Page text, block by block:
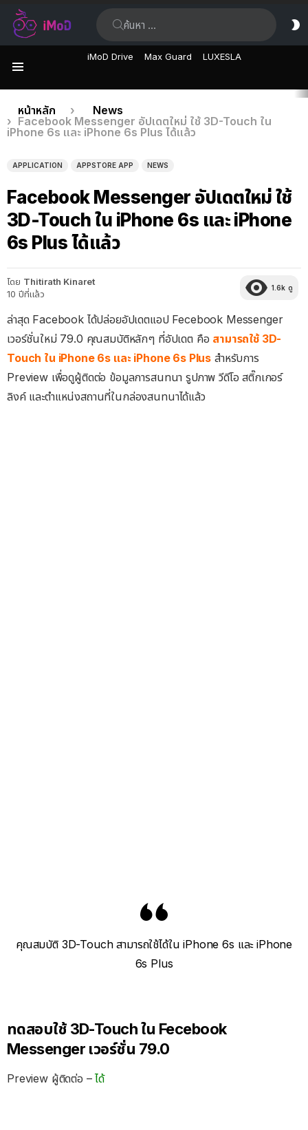
iMoD Drive Max Guard LUXESLA
เรื่อง
ล่าสุด
คุณอยู่ที่นี่:
หน้าหลัก
News
Facebook Messenger อัปเดตใหม่ ใช้ 3D-Touch ใน
iPhone 6s และ iPhone 6s Plus ได้แล้ว
APPLICATION APPSTORE APP NEWS
Facebook Messenger อัปเดตใหม่ ใช้
3D-Touch ใน iPhone 6s และ iPhone
6s Plus ได้แล้ว
โดย Thitirath Kinaret
10 ปีที่แล้ว
1.6k ดู
ล่าสุด Facebook ได้ปล่อยอัปเดตแอป Fecebook Messenger
เวอร์ชั่นใหม่ 79.0 คุณสมบัติหลักๆ ที่อัปเดต คือ สามารถใช้ 3D-
Touch ใน iPhone 6s และ iPhone 6s Plus สำหรับการ
Preview เพื่อดูผู้ติดต่อ ข้อมูลการสนทนา รูปภาพ วีดีโอ สติ๊กเกอร์
ลิงค์ และตำแหน่งสถานที่ในกล่องสนทนาได้แล้ว
คุณสมบัติ 3D-Touch สามารถใช้ได้ใน iPhone 6s และ iPhone
6s Plus
ทดสอบใช้ 3D-Touch ใน Fecebook
Messenger เวอร์ชั่น 79.0
Preview ผู้ติดต่อ –ได้